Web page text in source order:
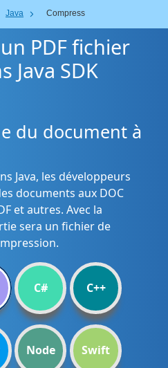
Java Compress
PDF fichier
Java SDK
du document à
Java, les développeurs
documents aux DOC
et autres. Avec la
sera un fichier de
C# C++
Node Swift